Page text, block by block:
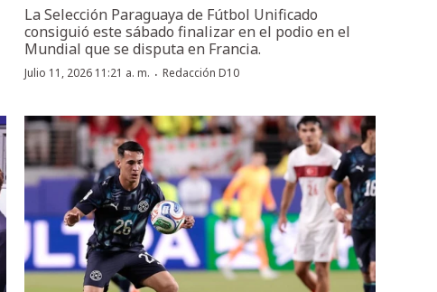
La Selección Paraguaya de Fútbol Unificado
consiguió este sábado finalizar en el podio en el
Mundial que se disputa en Francia.
Julio 11, 2026 11:21 a. m. · Redacción D10